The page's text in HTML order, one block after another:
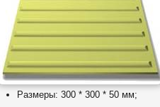
Размеры: 300 * 300 * 50 мм;